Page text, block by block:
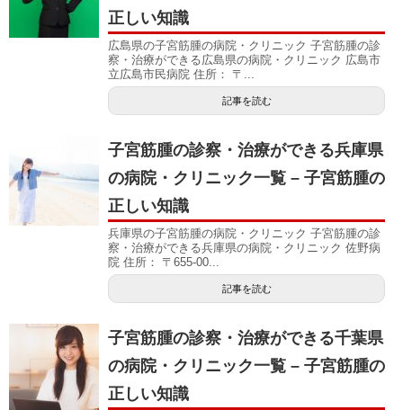
正しい知識
広島県の子宮筋腫の病院・クリニック 子宮筋腫の診
察・治療ができる広島県の病院・クリニック 広島市
立広島市民病院 住所： 〒...
記事を読む
子宮筋腫の診察・治療ができる兵庫県
の病院・クリニック一覧 – 子宮筋腫の
正しい知識
兵庫県の子宮筋腫の病院・クリニック 子宮筋腫の診
察・治療ができる兵庫県の病院・クリニック 佐野病
院 住所： 〒655-00...
記事を読む
子宮筋腫の診察・治療ができる千葉県
の病院・クリニック一覧 – 子宮筋腫の
正しい知識